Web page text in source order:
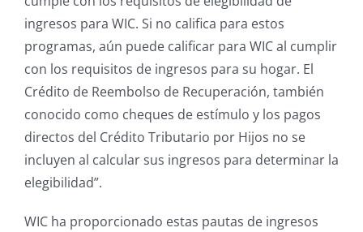
ingresos para WIC. Si no califica para estos
programas, aún puede calificar para WIC al cumplir
con los requisitos de ingresos para su hogar. El
Crédito de Reembolso de Recuperación, también
conocido como cheques de estímulo y los pagos
directos del Crédito Tributario por Hijos no se
incluyen al calcular sus ingresos para determinar la
elegibilidad”.
WIC ha proporcionado estas pautas de ingresos